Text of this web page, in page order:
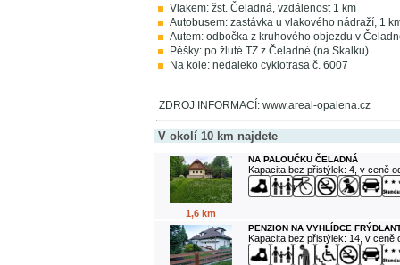
Vlakem: žst. Čeladná, vzdálenost 1 km
Autobusem: zastávka u vlakového nádraží, 1
Autem: odbočka z kruhového objezdu v
Pěšky: po žluté TZ z Čeladné (na Skalku).
Na kole: nedaleko cyklotrasa č. 6007
ZDROJ INFORMACÍ: www.areal-opalena.cz
V okolí 10 km najdete
1,6 km
NA PALOUČKU ČELADNÁ
Kapacita bez přistýlek: 4, v ceně
PENZION NA VYHLÍDCE
Kapacita bez přistýlek: 14, v ceně